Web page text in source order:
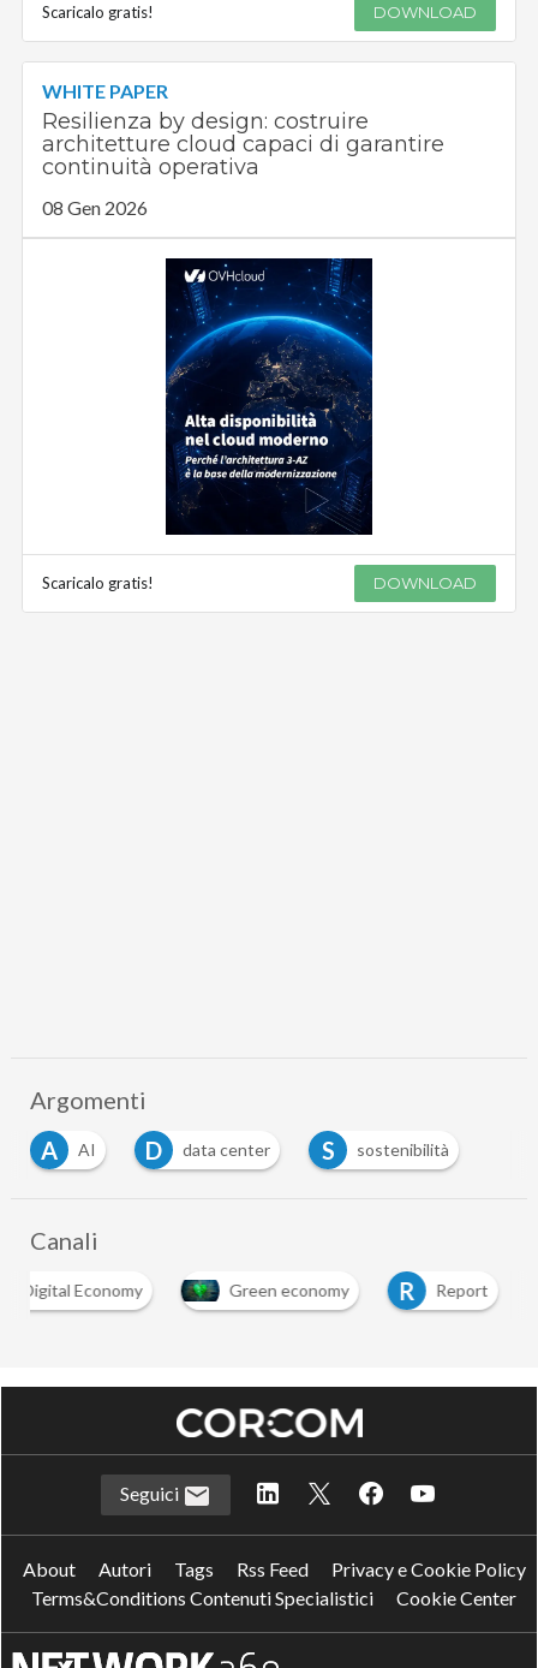
Scaricalo gratis! DOWNLOAD
WHITE PAPER
Resilienza by design: costruire
architetture cloud capaci di garantire
continuità operativa
08 Gen 2026
Scaricalo gratis! DOWNLOAD
Argomenti
A
AI D data center S sostenibilità
Canali
Digital Economy Green economy R Report
Seguici
About Autori Tags Rss Feed
Privacy e Cookie Policy
Terms&Conditions Contenuti Specialistici
Cookie Center